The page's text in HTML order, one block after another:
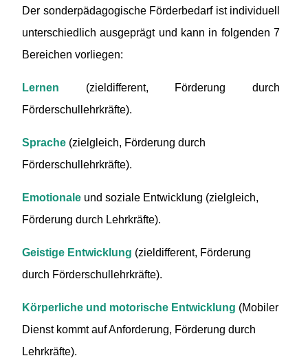
Der sonderpädagogische Förderbedarf ist individuell
unterschiedlich ausgeprägt und kann in folgenden 7
Bereichen vorliegen:
Lernen (zieldifferent, Förderung durch
Förderschullehrkräfte).
Sprache (zielgleich, Förderung durch
Förderschullehrkräfte).
Emotionale und soziale Entwicklung (zielgleich,
Förderung durch Lehrkräfte).
Geistige Entwicklung (zieldifferent, Förderung
durch Förderschullehrkräfte).
Körperliche und motorische Entwicklung (Mobiler
Dienst kommt auf Anforderung, Förderung durch
Lehrkräfte).